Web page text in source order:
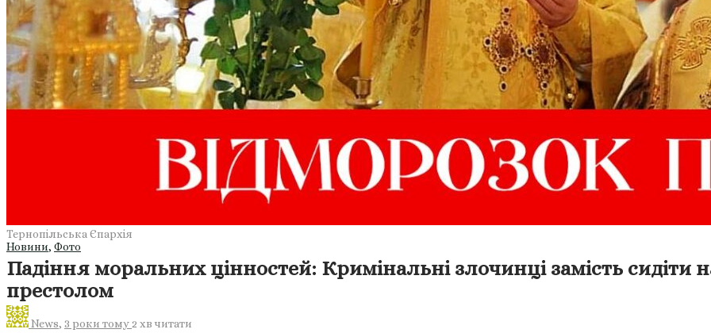
Тернопільська Єпархія
Новини, Фото
Падіння моральних цінностей: Кримінальні злочинці замість сидіти
престолом
News, 3 роки тому 2 хв читати